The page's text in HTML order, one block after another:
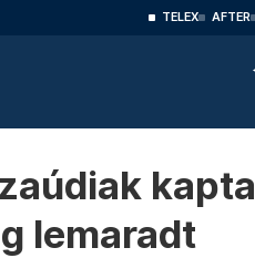
TELEX AFTER
lemaradt